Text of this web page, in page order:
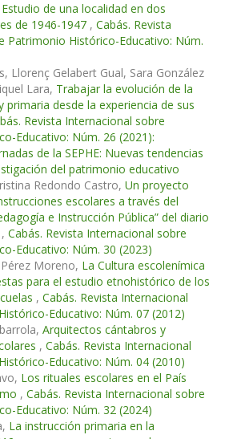
Estudio de una localidad en dos
de 1946-1947 , Cabás. Revista
Patrimonio Histórico-Educativo: Núm.
Llorenç Gelabert Gual, Sara González
Lara, Trabajar la evolución de la
primaria desde la experiencia de sus
Revista Internacional sobre
Educativo: Núm. 26 (2021):
de la SEPHE: Nuevas tendencias
del patrimonio educativo
Redondo Castro, Un proyecto
escolares a través del
e Instrucción Pública” del diario
, Cabás. Revista Internacional sobre
Educativo: Núm. 30 (2023)
Moreno, La Cultura escolenímica
para el estudio etnohistórico de los
, Cabás. Revista Internacional
Educativo: Núm. 07 (2012)
Arquitectos cántabros y
, Cabás. Revista Internacional
Educativo: Núm. 04 (2010)
Los rituales escolares en el País
, Cabás. Revista Internacional sobre
Educativo: Núm. 32 (2024)
La instrucción primaria en la